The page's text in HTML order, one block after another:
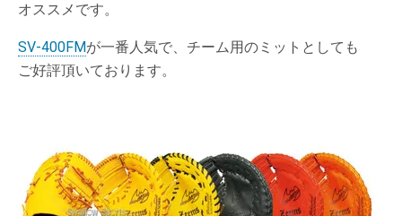
オススメです。
SV-400FMが一番人気で、チーム用のミットとしても
ご好評頂いております。